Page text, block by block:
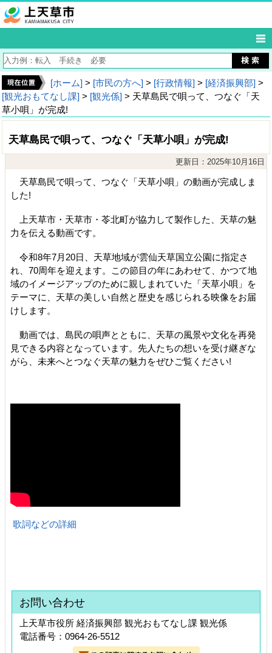
[ホーム] > [市民の方へ] > [行政情報] > [経済振興部] >
[観光おもてなし課] > [観光係] > 天草島民で唄って、つなぐ「天
草小唄」が完成!
天草島民で唄って、つなぐ「天草小唄」が完成!
更新日：2025年10月16日
天草島民で唄って、つなぐ「天草小唄」の動画が完成しま
した!
上天草市・天草市・苓北町が協力して製作した、天草の魅
力を伝える動画です。
令和8年7月20日、天草地域が雲仙天草国立公園に指定さ
れ、70周年を迎えます。この節目の年にあわせて、かつて地
域のイメージアップのために親しまれていた「天草小唄」を
テーマに、天草の美しい自然と歴史を感じられる映像をお届
けします。
動画では、島民の唄声とともに、天草の風景や文化を再発
見できる内容となっています。先人たちの想いを受け継ぎな
がら、未来へとつなぐ天草の魅力をぜひご覧ください!
歌詞などの詳細
お問い合わせ
上天草市役所 経済振興部 観光おもてなし課 観光係
電話番号：0964-26-5512